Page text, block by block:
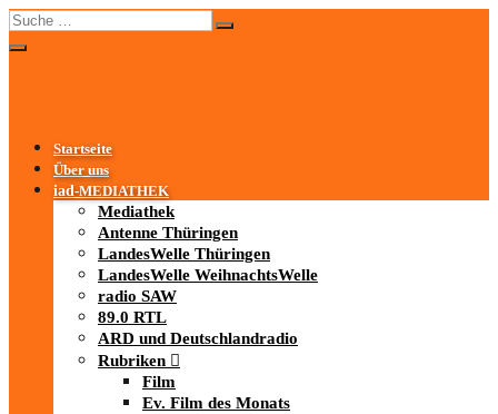
Startseite
Über uns
iad-MEDIATHEK
Mediathek
Antenne Thüringen
LandesWelle Thüringen
LandesWelle WeihnachtsWelle
radio SAW
89.0 RTL
ARD und Deutschlandradio
Rubriken
Film
Ev. Film des Monats